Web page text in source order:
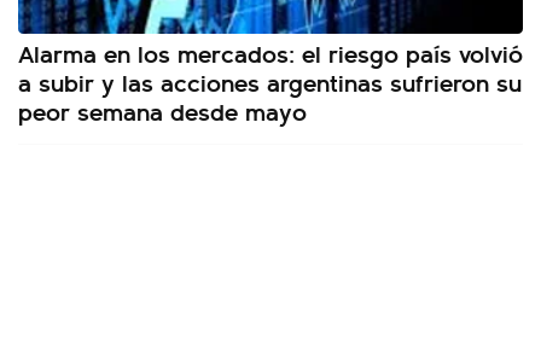
Alarma en los mercados: el riesgo país volvió
a subir y las acciones argentinas sufrieron su
peor semana desde mayo